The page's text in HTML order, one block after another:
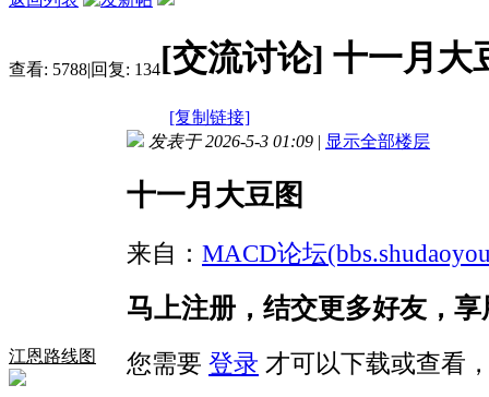
查看: 5788|回复: 134[交流讨论] 十一月大
[复制链接]
江恩路线图
发表于 2026-5-3 01:09 | 显示全部楼层
十一月大豆图
来自： MACD论坛
马上注册，结交更多好友，
您需要 登录 才可以下载或查看